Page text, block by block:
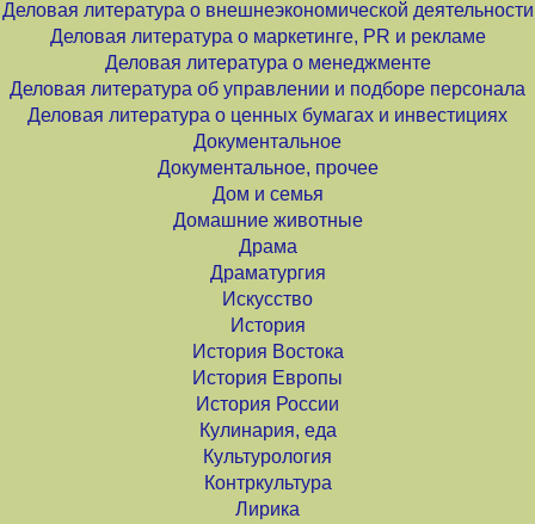
Деловая литература о внешнеэкономической деятельности
Деловая литература о маркетинге, PR и рекламе
Деловая литература о менеджменте
Деловая литература об управлении и подборе персонала
Деловая литература о ценных бумагах и инвестициях
Документальное
Документальное, прочее
Дом и семья
Домашние животные
Драма
Драматургия
Искусство
История
История Востока
История Европы
История России
Кулинария, еда
Культурология
Контркультура
Лирика